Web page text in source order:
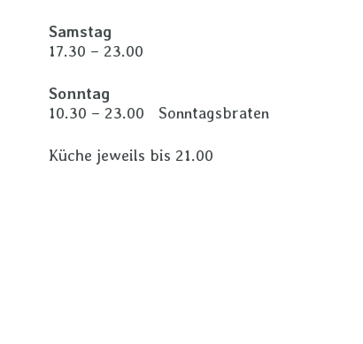
Samstag
17.30 – 23.00
Sonntag
10.30 – 23.00 Sonntagsbraten
Küche jeweils bis 21.00